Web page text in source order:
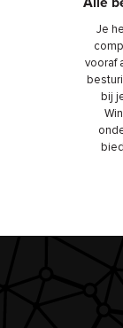
Alle
Je
vooraf
bij